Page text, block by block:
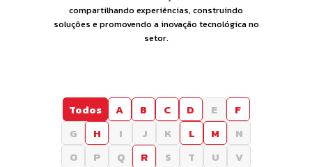
compartilhando experiências, construindo
soluções e promovendo a inovação tecnológica no
setor.
Todos A B C D E
F
G
H I J K L M
N
O
P Q R S T U
V